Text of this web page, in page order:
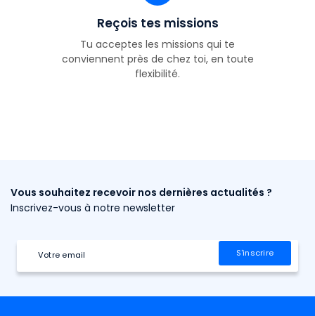
Reçois tes missions
Tu acceptes les missions qui te
conviennent près de chez toi, en toute
flexibilité.
Vous souhaitez recevoir nos dernières actualités ?
Inscrivez-vous à notre newsletter